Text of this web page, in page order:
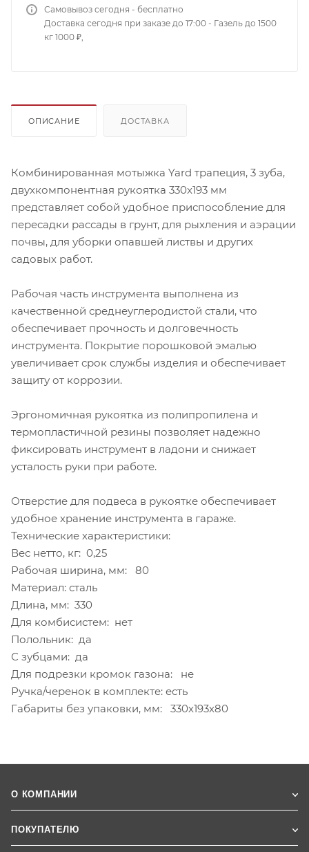
Самовывоз сегодня - бесплатно
Доставка сегодня при заказе до 17:00 - Газель до 1500
кг 1000 ₽,
ОПИСАНИЕ ДОСТАВКА
Комбинированная мотыжка Yard трапеция, 3 зуба,
двухкомпонентная рукоятка 330x193 мм
представляет собой удобное приспособление для
пересадки рассады в грунт, для рыхления и аэрации
почвы, для уборки опавшей листвы и других
садовых работ.
Рабочая часть инструмента выполнена из
качественной среднеуглеродистой стали, что
обеспечивает прочность и долговечность
инструмента. Покрытие порошковой эмалью
увеличивает срок службы изделия и обеспечивает
защиту от коррозии.
Эргономичная рукоятка из полипропилена и
термопластичной резины позволяет надежно
фиксировать инструмент в ладони и снижает
усталость руки при работе.
Отверстие для подвеса в рукоятке обеспечивает
удобное хранение инструмента в гараже.
Технические характеристики:
Вес нетто, кг: 0,25
Рабочая ширина, мм: 80
Материал: сталь
Длина, мм: 330
Для комбисистем: нет
Полольник: да
С зубцами: да
Для подрезки кромок газона: не
Ручка/черенок в комплекте: есть
Габариты без упаковки, мм: 330х193х80
О КОМПАНИИ
ПОКУПАТЕЛЮ